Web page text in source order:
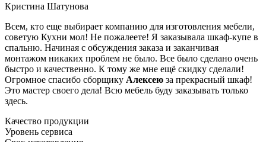
Кристина Шатунова
Всем, кто еще выбирает компанию для изготовления мебели,
советую Кухни мол! Не пожалеете! Я заказывала шкаф-купе в
спальню. Начиная с обсуждения заказа и заканчивая
монтажом никаких проблем не было. Все было сделано очень
быстро и качественно. К тому же мне ещё скидку сделали!
Огромное спасибо сборщику Алексею за прекрасный шкаф!
Это мастер своего дела! Всю мебель буду заказывать только
здесь.
Качество продукции
Уровень сервиса